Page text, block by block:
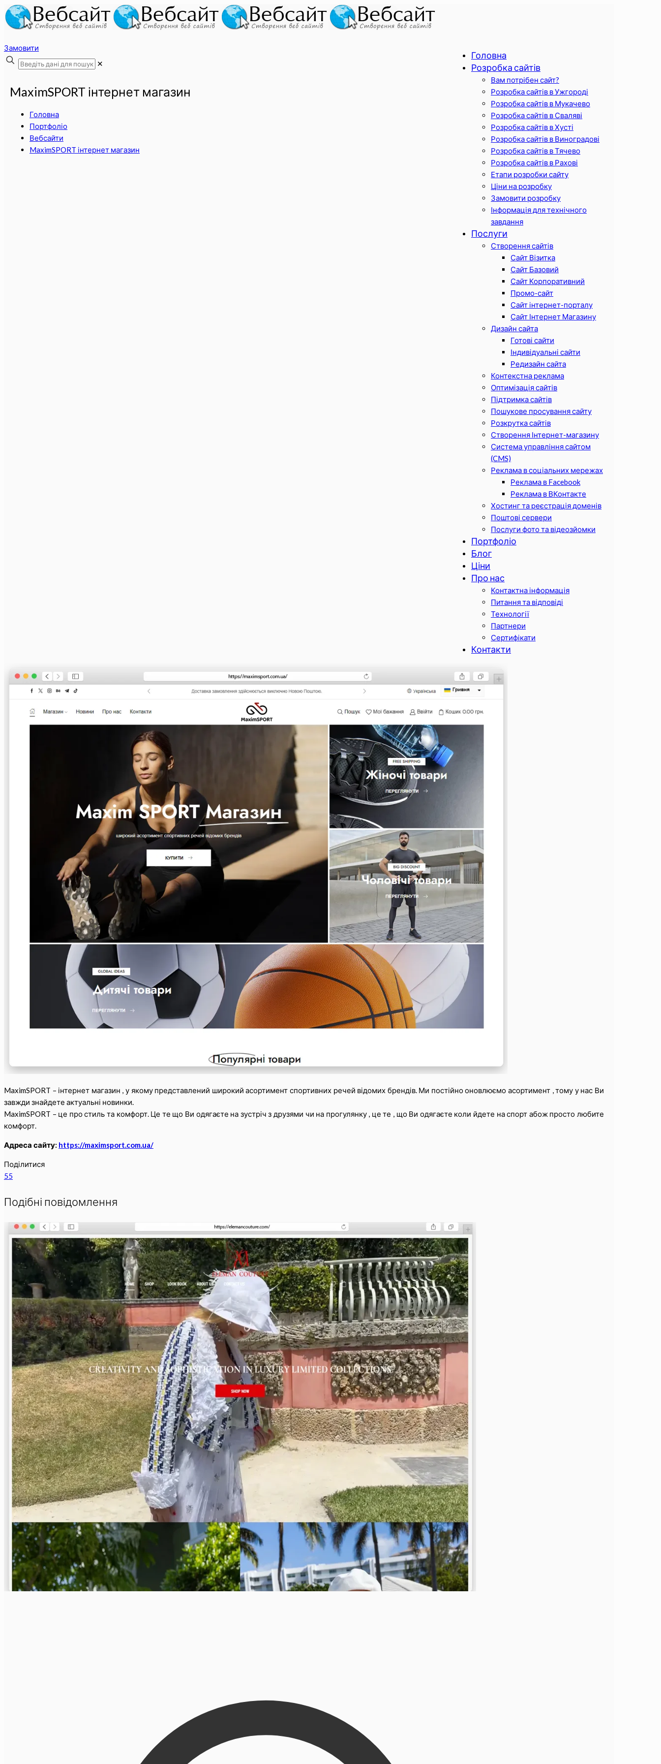
Головна
Розробка сайтів
Вам потрібен сайт?
Розробка сайтів в Ужгороді
Розробка сайтів в Мукачево
Розробка сайтів в Сваляві
Розробка сайтів в Хусті
Розробка сайтів в Виноградові
Розробка сайтів в Тячево
Розробка сайтів в Рахові
Етапи розробки сайту
Ціни на розробку
Замовити розробку
Інформація для технічного
завдання
Послуги
Створення сайтів
Сайт Візитка
Сайт Базовий
Сайт Корпоративний
Промо-сайт
Сайт інтернет-порталу
Сайт Інтернет Магазину
Дизайн сайта
Готові сайти
Індивідуальні сайти
Редизайн сайта
Контекстна реклама
Оптимізація сайтів
Підтримка сайтів
Пошукове просування сайту
Розкрутка сайтів
Створення Інтернет-магазину
Система управління сайтом
(CMS)
Реклама в соціальних мережах
Реклама в Facebook
Реклама в ВКонтакте
Хостинг та реєстрація доменів
Поштові сервери
Послуги фото та відеозйомки
Портфоліо
Блог
Ціни
Про нас
Контактна інформація
Питання та відповіді
Технології
Партнери
Сертифікати
Контакти
Замовити
✕
MaximSPORT інтернет магазин
Головна
Портфоліо
Вебсайти
MaximSPORT інтернет магазин
MaximSPORT – інтернет магазин , у якому представлений широкий асортимент спортивних речей відомих брендів. Ми постійно оновлюємо асортимент , тому у нас Ви
завжди знайдете актуальні новинки.
MaximSPORT – це про стиль та комфорт. Це те що Ви одягаєте на зустріч з друзями чи на прогулянку , це те , що Ви одягаєте коли йдете на спорт абож просто любите
комфорт.
Адреса сайту: https://maximsport.com.ua/
Поділитися
55
Подібні повідомлення